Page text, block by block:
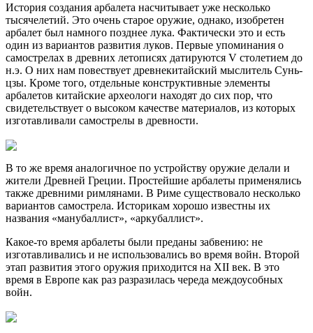
История создания арбалета насчитывает уже несколько
тысячелетий. Это очень старое оружие, однако, изобретен
арбалет был намного позднее лука. Фактически это и есть
один из вариантов развития луков. Первые упоминания о
самострелах в древних летописях датируются V столетием до
н.э. О них нам повествует древнекитайский мыслитель Сунь-
цзы. Кроме того, отдельные конструктивные элементы
арбалетов китайские археологи находят до сих пор, что
свидетельствует о высоком качестве материалов, из которых
изготавливали самострелы в древности.
В то же время аналогичное по устройству оружие делали и
жители Древней Греции. Простейшие арбалеты применялись
также древними римлянами. В Риме существовало несколько
вариантов самострела. Историкам хорошо известны их
названия «манубаллист», «аркубаллист».
Какое-то время арбалеты были преданы забвению: не
изготавливались и не использовались во время войн. Второй
этап развития этого оружия приходится на XII век. В это
время в Европе как раз разразилась череда междоусобных
войн.